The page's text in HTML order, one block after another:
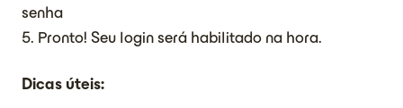
senha
5. Pronto! Seu login será habilitado na hora.
Dicas úteis: